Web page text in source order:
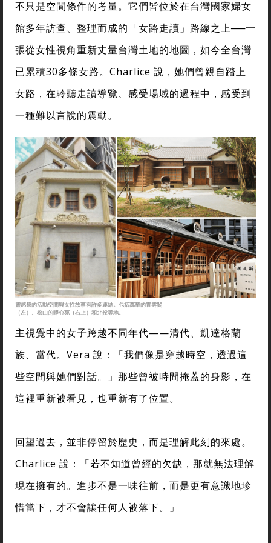
不只是空間條件的考量。它們皆位於在台灣國家婦女
館多年訪查、整理而成的「女路走讀」路線之上──一
張從女性視角重新丈量台灣土地的地圖，如今全台灣
已累積30多條女路。Charlice 說，她們曾親自踏上
女路，在聆聽走讀導覽、感受場域的過程中，感受到
一種難以言說的震動。
靈感祭的活動空間與女性故事有許多連結。包括萬華的青雲閣
（左）、松山的靜心苑（右上）和北投等地。
主視覺中的女子跨越不同年代——清代、凱達格蘭
族、當代。Vera 說：「我們像是穿越時空，透過這
些空間與她們對話。」那些曾被時間掩蓋的身影，在
這裡重新被看見，也重新有了位置。
回望過去，並非停留於歷史，而是理解此刻的來處。
Charlice 說：「若不知道曾經的欠缺，那就無法理解
現在擁有的。進步不是一味往前，而是更有意識地珍
惜當下，才不會讓任何人被落下。」